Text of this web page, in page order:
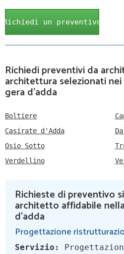
Richiedi un preventivo
Richiedi preventivi da
architettura selezionati
gera d'adda
Boltiere
Casirate d'Adda
Osio Sotto
Verdellino
Richieste di preventivo
architetto affidabile
d'adda
Progettazione
Servizio: